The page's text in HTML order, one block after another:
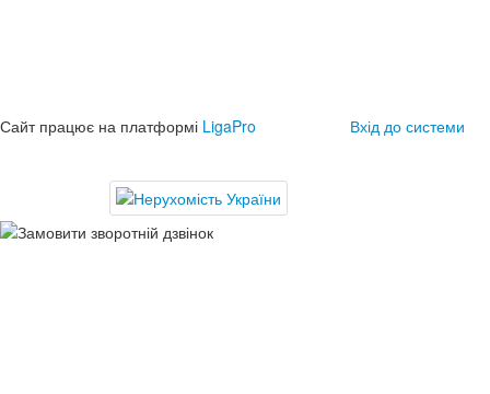
Сайт працює на платформі LigaPro Вхід до системи